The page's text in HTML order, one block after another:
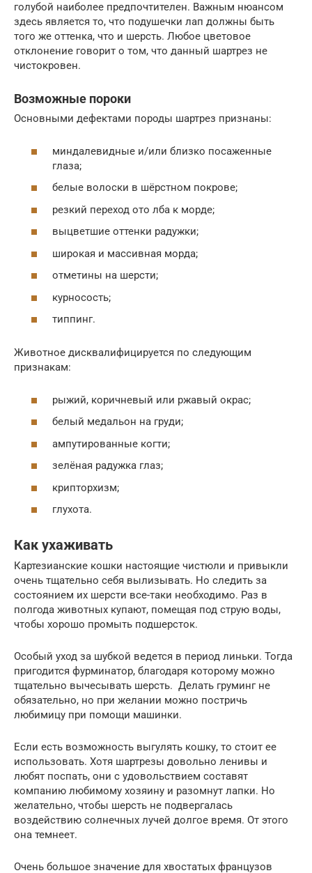
голубой наиболее предпочтителен. Важным нюансом
здесь является то, что подушечки лап должны быть
того же оттенка, что и шерсть. Любое цветовое
отклонение говорит о том, что данный шартрез не
чистокровен.
Возможные пороки
Основными дефектами породы шартрез признаны:
миндалевидные и/или близко посаженные
глаза;
белые волоски в шёрстном покрове;
резкий переход ото лба к морде;
выцветшие оттенки радужки;
широкая и массивная морда;
отметины на шерсти;
курносость;
типпинг.
Животное дисквалифицируется по следующим
признакам:
рыжий, коричневый или ржавый окрас;
белый медальон на груди;
ампутированные когти;
зелёная радужка глаз;
крипторхизм;
глухота.
Как ухаживать
Картезианские кошки настоящие чистюли и привыкли
очень тщательно себя вылизывать. Но следить за
состоянием их шерсти все-таки необходимо. Раз в
полгода животных купают, помещая под струю воды,
чтобы хорошо промыть подшерсток.
Особый уход за шубкой ведется в период линьки. Тогда
пригодится фурминатор, благодаря которому можно
тщательно вычесывать шерсть. Делать груминг не
обязательно, но при желании можно постричь
любимицу при помощи машинки.
Если есть возможность выгулять кошку, то стоит ее
использовать. Хотя шартрезы довольно ленивы и
любят поспать, они с удовольствием составят
компанию любимому хозяину и разомнут лапки. Но
желательно, чтобы шерсть не подвергалась
воздействию солнечных лучей долгое время. От этого
она темнеет.
Очень большое значение для хвостатых французов